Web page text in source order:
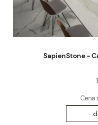
SapienStone -
Cena